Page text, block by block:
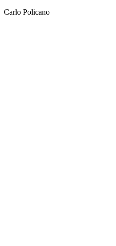
Carlo Policano